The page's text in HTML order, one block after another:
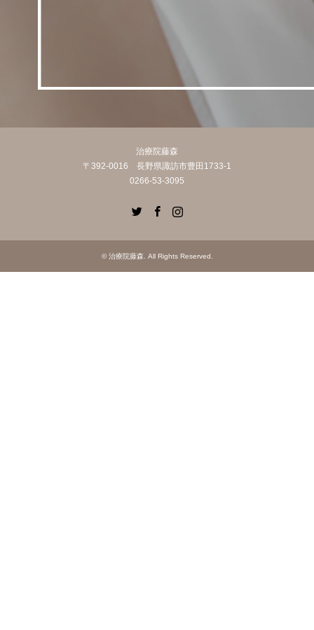
治療院藤森
〒392-0016 長野県諏訪市豊田1733-1
0266-53-3095
©治療院藤森 . All Rights Reserved.